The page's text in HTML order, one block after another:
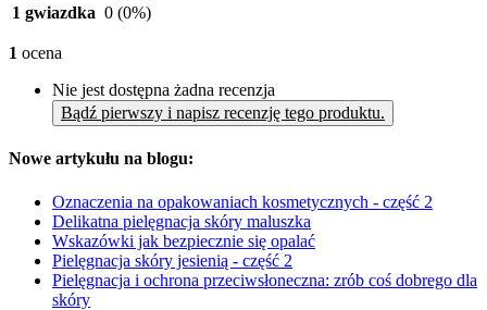
1 gwiazdka 0 (0%)
1 ocena
Nie jest dostępna żadna recenzja
Bądź pierwszy i napisz recenzję tego produktu.
Nowe artykułu na blogu:
Oznaczenia na opakowaniach kosmetycznych - część 2
Delikatna pielęgnacja skóry maluszka
Wskazówki jak bezpiecznie się opalać
Pielęgnacja skóry jesienią - część 2
Pielęgnacja i ochrona przeciwsłoneczna: zrób coś dobrego dla
skóry